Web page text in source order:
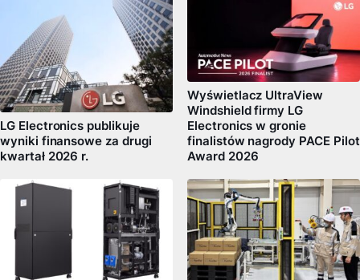
LG Electronics publikuje
wyniki finansowe za drugi
kwartał 2026 r.
Wyświetlacz UltraView
Windshield firmy LG
Electronics w gronie
finalistów nagrody PACE Pilot
Award 2026